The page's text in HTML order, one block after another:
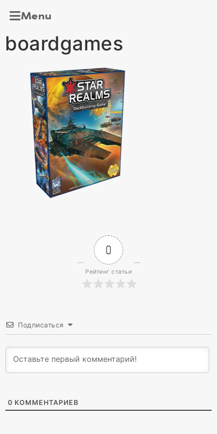
Menu
boardgames
0
Рейтинг статьи
Подписаться
0 КОММЕНТАРИЕВ